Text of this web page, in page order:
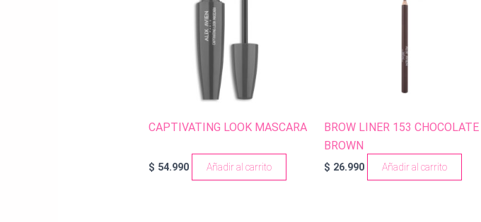
CAPTIVATING LOOK MASCARA
$ 54.990 Añadir al carrito
BROW LINER 153 CHOCOLATE
BROWN
$ 26.990 Añadir al carrito